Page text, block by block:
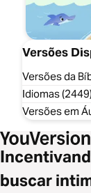
Versões
Versões da
Idiomas
Versões em
buscar